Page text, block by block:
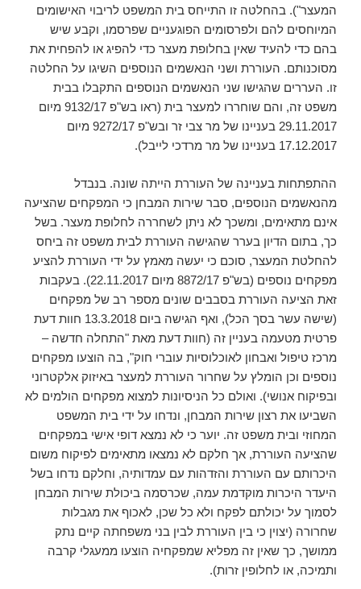
המעצר"). בהחלטה זו התייחס בית המשפט לריבוי האישומים
המיוחסים להם ולפרסומים הפוגעניים שפרסמו, וקבע שיש
בהם כדי להעיד שאין בחלופת מעצר כדי להפיג או להפחית את
מסוכנותם. העוררת ושני הנאשמים הנוספים השיגו על החלטה
זו. העררים שהגישו שני הנאשמים הנוספים התקבלו בבית
משפט זה, והם שוחררו למעצר בית (ראו בש"פ 9132/17 מיום
29.11.2017 בעניינו של מר צבי זר ובש"פ 9272/17 מיום
17.12.2017 בעניינו של מר מרדכי לייבל).
ההתפתחות בעניינה של העוררת הייתה שונה. בנבדל
מהנאשמים הנוספים, סבר שירות המבחן כי המפקחים שהציעה
אינם מתאימים, ומשכך לא ניתן לשחררה לחלופת מעצר. בשל
כך, בתום הדיון בערר שהגישה העוררת לבית משפט זה ביחס
להחלטת המעצר, סוכם כי יעשה מאמץ על ידי העוררת להציע
מפקחים נוספים (בש"פ 8872/17 מיום 22.11.2017). בעקבות
זאת הציעה העוררת בסבבים שונים מספר רב של מפקחים
(שישה עשר בסך הכל), ואף הגישה ביום 13.3.2018 חוות דעת
פרטית מטעמה בעניין זה (חוות דעת מאת "התחלה חדשה –
מרכז טיפול ואבחון לאוכלוסיות עוברי חוק", בה הוצעו מפקחים
נוספים וכן הומלץ על שחרור העוררת למעצר באיזוק אלקטרוני
ובפיקוח אנושי). ואולם כל הניסיונות למצוא מפקחים הולמים לא
השביעו את רצון שירות המבחן, ונדחו על ידי בית המשפט
המחוזי ובית משפט זה. יוער כי לא נמצא דופי אישי במפקחים
שהציעה העוררת, אך חלקם לא נמצאו מתאימים לפיקוח משום
היכרותם עם העוררת והזדהות עם עמדותיה, וחלקם נדחו בשל
היעדר היכרות מוקדמת עמה, שכרסמה ביכולת שירות המבחן
לסמוך על יכולתם לפקח ולא כל שכן, לאכוף את מגבלות
שחרורה (יצוין כי בין העוררת לבין בני משפחתה קיים נתק
ממושך, כך שאין זה מפליא שמפקחיה הוצעו ממעגלי קרבה
ותמיכה, או לחלופין זרות).